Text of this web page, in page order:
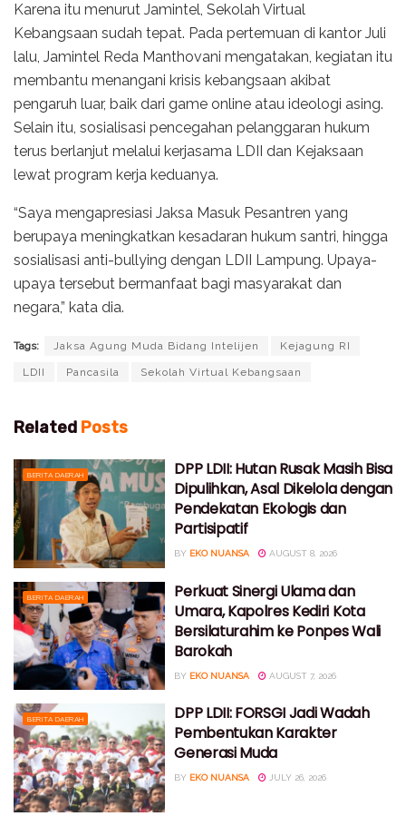
Karena itu menurut Jamintel, Sekolah Virtual
Kebangsaan sudah tepat. Pada pertemuan di kantor Juli
lalu, Jamintel Reda Manthovani mengatakan, kegiatan itu
membantu menangani krisis kebangsaan akibat
pengaruh luar, baik dari game online atau ideologi asing.
Selain itu, sosialisasi pencegahan pelanggaran hukum
terus berlanjut melalui kerjasama LDII dan Kejaksaan
lewat program kerja keduanya.
“Saya mengapresiasi Jaksa Masuk Pesantren yang
berupaya meningkatkan kesadaran hukum santri, hingga
sosialisasi anti-bullying dengan LDII Lampung. Upaya-
upaya tersebut bermanfaat bagi masyarakat dan
negara,” kata dia.
Tags: Jaksa Agung Muda Bidang Intelijen Kejagung RI
LDII Pancasila Sekolah Virtual Kebangsaan
Related Posts
BERITA DAERAH
DPP LDII: Hutan Rusak Masih Bisa
Dipulihkan, Asal Dikelola dengan
Pendekatan Ekologis dan
Partisipatif
BY EKO NUANSA AUGUST 8, 2026
BERITA DAERAH
Perkuat Sinergi Ulama dan
Umara, Kapolres Kediri Kota
Bersilaturahim ke Ponpes Wali
Barokah
BY EKO NUANSA AUGUST 7, 2026
BERITA DAERAH
DPP LDII: FORSGI Jadi Wadah
Pembentukan Karakter
Generasi Muda
BY EKO NUANSA JULY 26, 2026